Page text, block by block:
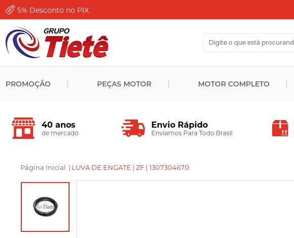
5% Desconto no PIX
PROMOÇÃO PEÇAS MOTOR MOTOR COMPLETO
40 anos
de mercado
Envio Rápido
Enviamos Para Todo Brasil
Página Inicial | LUVA DE ENGATE | ZF | 1307304670